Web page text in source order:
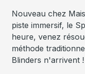
Nouveau chez
piste immersif, le
heure, venez
méthode
Blinders n'arrivent !